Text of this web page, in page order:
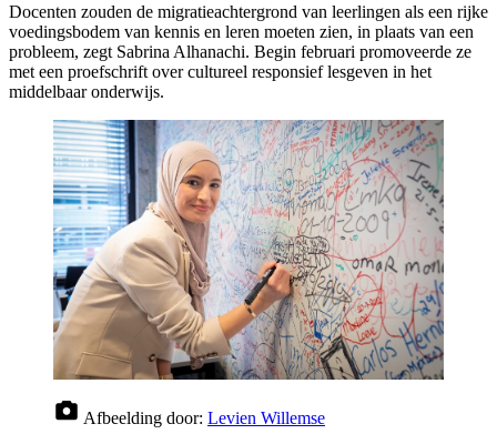
Docenten zouden de migratieachtergrond van leerlingen als een rijke
voedingsbodem van kennis en leren moeten zien, in plaats van een
probleem, zegt Sabrina Alhanachi. Begin februari promoveerde ze
met een proefschrift over cultureel responsief lesgeven in het
middelbaar onderwijs.
Afbeelding door: Levien Willemse